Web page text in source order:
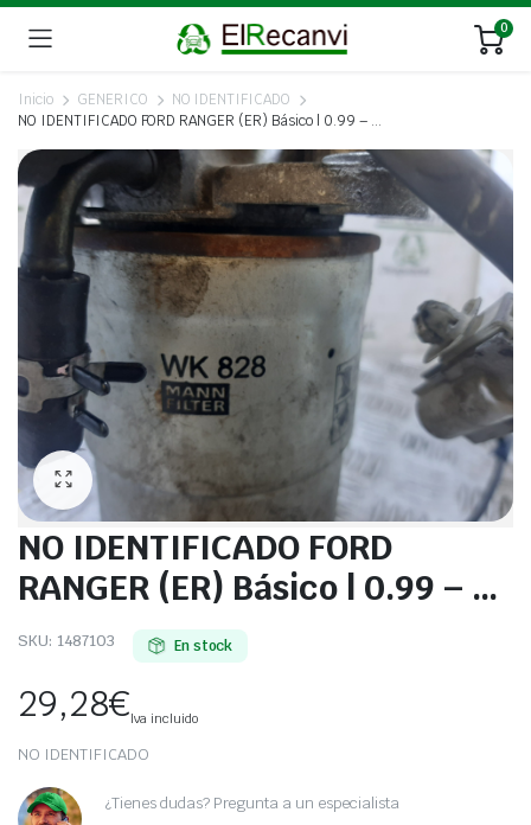
0
Inicio GENERICO
NO IDENTIFICADO
NO IDENTIFICADO FORD RANGER (ER) Básico | 0.99 – …
NO IDENTIFICADO FORD
RANGER (ER) Básico | 0.99 – …
SKU: 1487103 En stock
29,28€Iva incluido
NO IDENTIFICADO
¿Tienes dudas? Pregunta a un especialista